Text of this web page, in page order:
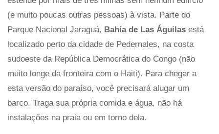
(e muito poucas outras pessoas) à vista. Parte do
Parque Nacional Jaraguá, Bahía de Las Águilas está
localizado perto da cidade de Pedernales, na costa
sudoeste da República Democrática do Congo (não
muito longe da fronteira com o Haiti). Para chegar a
esta versão do paraíso, você precisará alugar um
barco. Traga sua própria comida e água, não há
instalações na praia ou em torno dela.